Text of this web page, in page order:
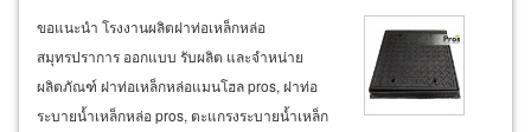
ขอแนะนำ โรงงานผลิตฝาท่อเหล็กหล่อ
สมุทรปราการ ออกแบบ รับผลิต และจำหน่าย
ผลิตภัณฑ์ ฝาท่อเหล็กหล่อแมนโฮล pros, ฝาท่อ
ระบายน้ำเหล็กหล่อ pros, ตะแกรงระบายน้ำเหล็ก